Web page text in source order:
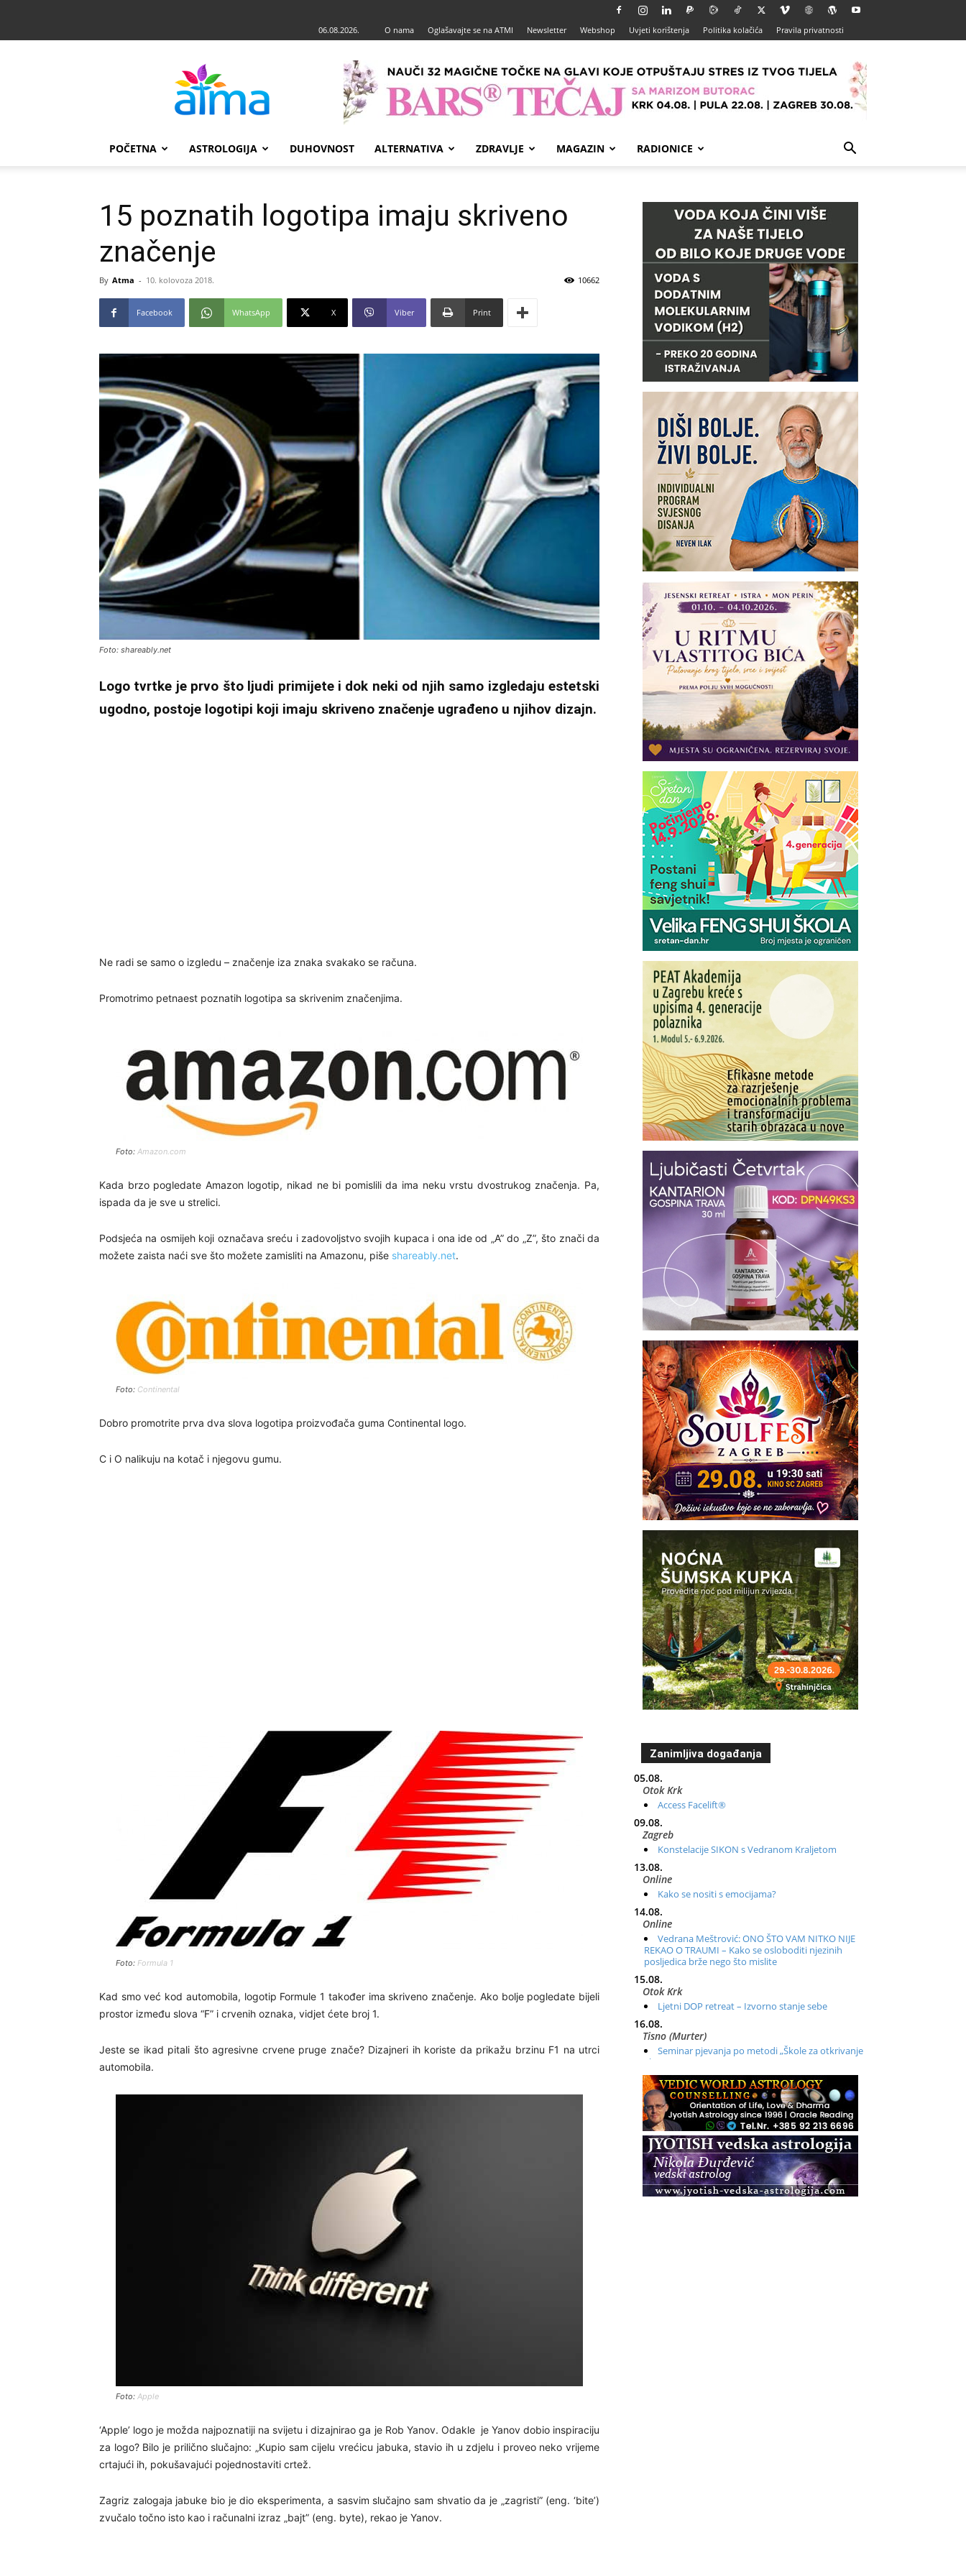
06.08.2026. O nama Oglašavajte se na ATMI Newsletter Webshop Uvjeti korištenja Politika kolačića Pravila privatnosti
POČETNA ASTROLOGIJA DUHOVNOST ALTERNATIVA ZDRAVLJE MAGAZIN RADIONICE
15 poznatih logotipa imaju skriveno
značenje
By Atma - 10. kolovoza 2018. 10662
Facebook WhatsApp X Viber Print
Foto: shareably.net
Logo tvrtke je prvo što ljudi primijete i dok neki od njih samo izgledaju estetski
ugodno, postoje logotipi koji imaju skriveno značenje ugrađeno u njihov dizajn.
Ne radi se samo o izgledu – značenje iza znaka svakako se računa.
Promotrimo petnaest poznatih logotipa sa skrivenim značenjima.
Foto: Amazon.com
Kada brzo pogledate Amazon logotip, nikad ne bi pomislili da ima neku vrstu dvostrukog značenja. Pa,
ispada da je sve u strelici.
Podsjeća na osmijeh koji označava sreću i zadovoljstvo svojih kupaca i ona ide od „A” do „Z”, što znači da
možete zaista naći sve što možete zamisliti na Amazonu, piše shareably.net.
Foto: Continental
Dobro promotrite prva dva slova logotipa proizvođača guma Continental logo.
C i O nalikuju na kotač i njegovu gumu.
Foto: Formula 1
Kad smo već kod automobila, logotip Formule 1 također ima skriveno značenje. Ako bolje pogledate bijeli
prostor između slova “F” i crvenih oznaka, vidjet ćete broj 1.
Jeste se ikad pitali što agresivne crvene pruge znače? Dizajneri ih koriste da prikažu brzinu F1 na utrci
automobila.
Foto: Apple
‘Apple’ logo je možda najpoznatiji na svijetu i dizajnirao ga je Rob Yanov. Odakle je Yanov dobio inspiraciju
za logo? Bilo je prilično slučajno: „Kupio sam cijelu vrećicu jabuka, stavio ih u zdjelu i proveo neko vrijeme
crtajući ih, pokušavajući pojednostaviti crtež.
Zagriz zalogaja jabuke bio je dio eksperimenta, a sasvim slučajno sam shvatio da je „zagristi” (eng. ‘bite’)
zvučalo točno isto kao i računalni izraz „bajt” (eng. byte), rekao je Yanov.
Zanimljiva događanja
05.08.
Otok Krk
Access Facelift®
09.08.
Zagreb
Konstelacije SIKON s Vedranom Kraljetom
13.08.
Online
Kako se nositi s emocijama?
14.08.
Online
Vedrana Meštrović: ONO ŠTO VAM NITKO NIJE
REKAO O TRAUMI – Kako se osloboditi njezinih
posljedica brže nego što mislite
15.08.
Otok Krk
Ljetni DOP retreat – Izvorno stanje sebe
16.08.
Tisno (Murter)
Seminar pjevanja po metodi „Škole za otkrivanje
glasa“
20.08.
Online
Radionica: Pomagači iz drugih dimenzija Online –
otvoreno za sve
21.08.
Zagreb+Online
Osnovni ThetaHealing® tečaj, Zagreb i Online
22.08.
Pula